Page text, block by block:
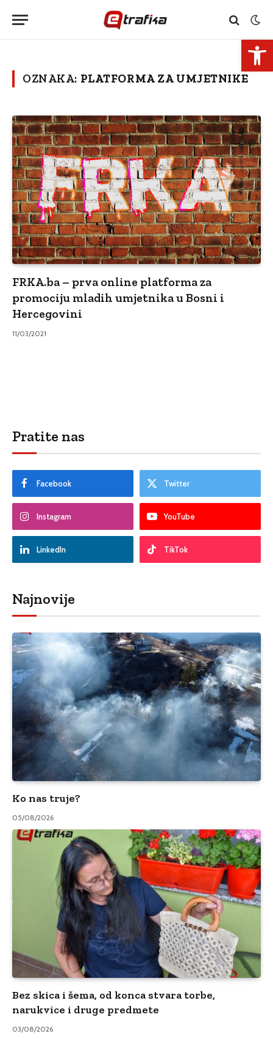
OZNAKA: PLATFORMA ZA UMJETNIKE
FRKA.ba – prva online platforma za
promociju mladih umjetnika u Bosni i
Hercegovini
11/03/2021
Pratite nas
Facebook Twitter
Instagram YouTube
LinkedIn TikTok
Najnovije
Ko nas truje?
05/08/2026
Bez skica i šema, od konca stvara torbe,
narukvice i druge predmete
03/08/2026